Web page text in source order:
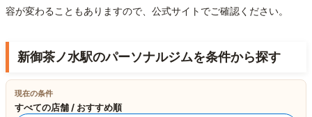
容が変わることもありますので、公式サイトでご確認ください。
新御茶ノ水駅のパーソナルジムを条件から探す
現在の条件
すべての店舗 / おすすめ順